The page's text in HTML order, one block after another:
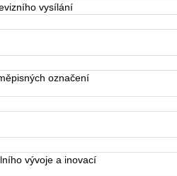
vysílání
označení
vývoje a inovací